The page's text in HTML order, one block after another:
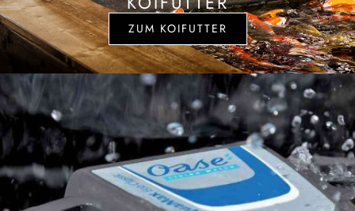
ZUM KOIFUTTER